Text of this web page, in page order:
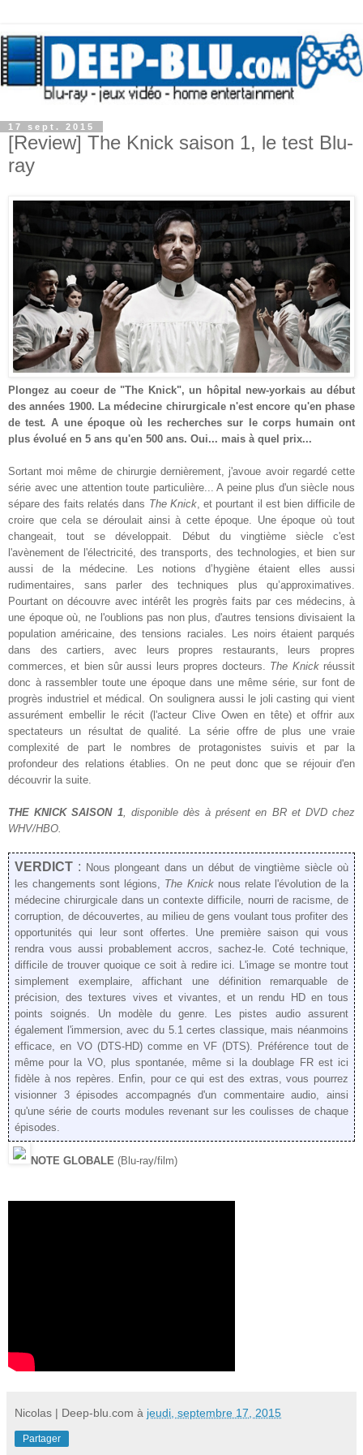
17 sept. 2015
[Review] The Knick saison 1, le test Blu-
ray
Plongez au coeur de "The Knick", un hôpital new-yorkais au début
des années 1900. La médecine chirurgicale n'est encore qu'en phase
de test.A une époque où les recherches sur le corps humain ont
plus évolué en 5 ans qu'en 500 ans. Oui... mais à quel prix...
Sortant moi même de chirurgie dernièrement, j'avoue avoir regardé cette
série avec une attention toute particulière... A peine plus d'un siècle nous
sépare des faits relatés dans The Knick, et pourtant il est bien difficile de
croire que cela se déroulait ainsi à cette époque. Une époque où tout
changeait, tout se développait. Début du vingtième siècle c'est
l'avènement de l'électricité, des transports, des technologies, et bien sur
aussi de la médecine. Les notions d’hygiène étaient elles aussi
rudimentaires, sans parler des techniques plus qu’approximatives.
Pourtant on découvre avec intérêt les progrès faits par ces médecins, à
une époque où, ne l'oublions pas non plus, d'autres tensions divisaient la
population américaine, des tensions raciales. Les noirs étaient parqués
dans des cartiers, avec leurs propres restaurants, leurs propres
commerces, et bien sûr aussi leurs propres docteurs. The Knickréussit
donc à rassembler toute une époque dans une même série, sur font de
progrès industriel et médical. On soulignera aussi le joli casting qui vient
assurément embellir le récit (l'acteur Clive Owen en tête) et offrir aux
spectateurs un résultat de qualité. La série offre de plus une vraie
complexité de part le nombres de protagonistes suivis et par la
profondeur des relations établies. On ne peut donc que se réjouir d'en
découvrir la suite.
THE KNICK SAISON 1, disponible dès à présent en BR et DVD chez
WHV/HBO.
VERDICT : Nous plongeant dans un début de vingtième siècle où
les changements sont légions, The Knicknous relate l'évolution de la
médecine chirurgicale dans un contexte difficile, nourri de racisme, de
corruption, de découvertes, au milieu de gens voulant tous profiter des
opportunités qui leur sont offertes. Une première saison qui vous
rendra vous aussi probablement accros, sachez-le. Coté technique,
difficile de trouver quoique ce soit à redire ici. L'image se montre tout
simplement exemplaire, affichant une définition remarquable de
précision, des textures vives et vivantes, et un rendu HD en tous
points soignés. Un modèle du genre. Les pistes audio assurent
également l'immersion, avec du 5.1 certes classique, mais néanmoins
efficace, en VO (DTS-HD) comme en VF (DTS). Préférence tout de
même pour la VO, plus spontanée, même si la doublage FR est ici
fidèle à nos repères. Enfin, pour ce qui est des extras, vous pourrez
visionner 3 épisodes accompagnés d'un commentaire audio, ainsi
qu'une série de courts modules revenant sur les coulisses de chaque
épisodes.
NOTE GLOBALE (Blu-ray/film)
Nicolas | Deep-blu.com à jeudi, septembre 17, 2015
Partager